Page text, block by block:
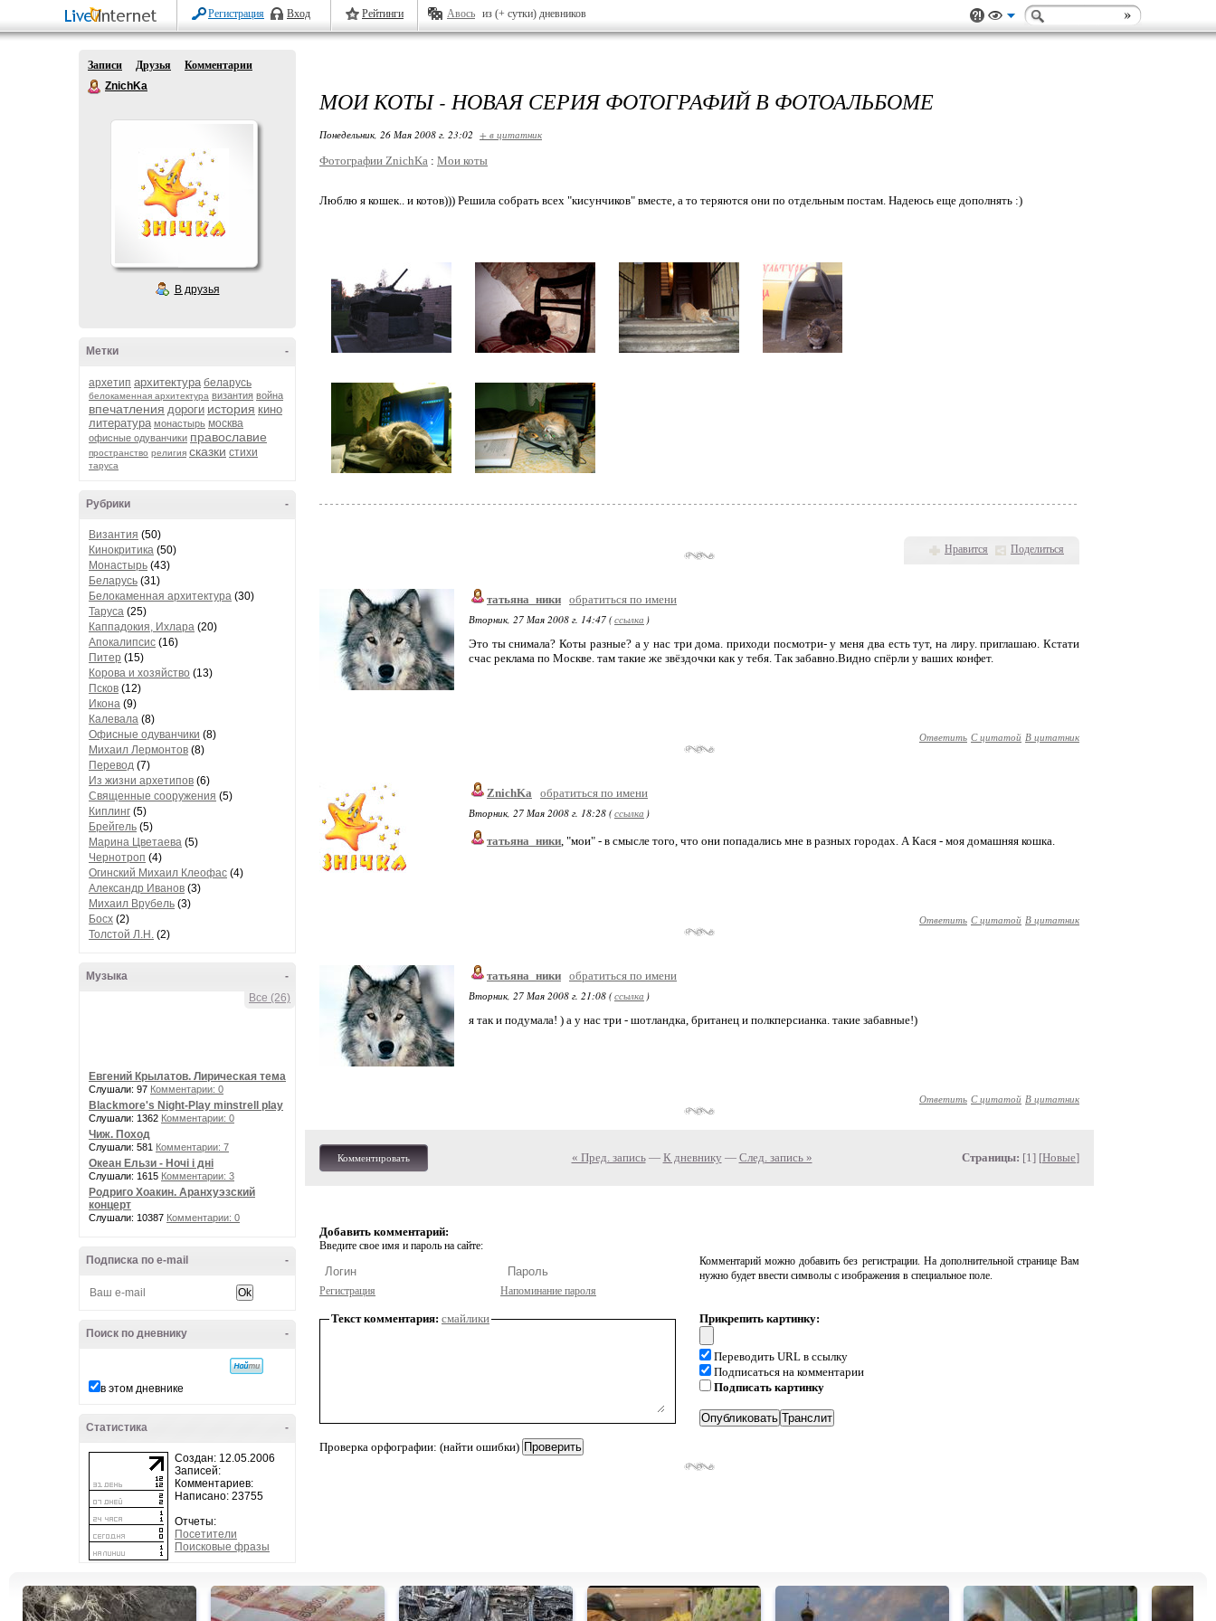
Регистрация Вход Рейтинги Авось из (+ сутки) дневников
Записи Друзья
Комментарии
ZnichKa
В друзья
-
Метки
архетип архитектура беларусь
белокаменная архитектура византия война
впечатления дороги история кино
литература монастырь москва
офисные одуванчики православие
пространство религия сказки стихи
таруса
-
Рубрики
Византия (50)
Кинокритика (50)
Монастырь (43)
Беларусь (31)
Белокаменная архитектура (30)
Таруса (25)
Каппадокия, Ихлара (20)
Апокалипсис (16)
Питер (15)
Корова и хозяйство (13)
Псков (12)
Икона (9)
Калевала (8)
Офисные одуванчики (8)
Михаил Лермонтов (8)
Перевод (7)
Из жизни архетипов (6)
Священные сооружения (5)
Киплинг (5)
Брейгель (5)
Марина Цветаева (5)
Чернотроп (4)
Огинский Михаил Клеофас (4)
Александр Иванов (3)
Михаил Врубель (3)
Босх (2)
Толстой Л.Н. (2)
-
Музыка
Все (26)
Евгений Крылатов. Лирическая тема
Слушали: 97 Комментарии: 0
Blackmore's Night-Play minstrell play
Слушали: 1362 Комментарии: 0
Чиж. Поход
Слушали: 581 Комментарии: 7
Океан Ельзи - Ночі і дні
Слушали: 1615 Комментарии: 3
Родриго Хоакин. Аранхуэзский
концерт
Слушали: 10387 Комментарии: 0
-
Подписка по e-mail
-
Поиск по дневнику
в этом дневнике
-
Статистика
Создан: 12.05.2006
Записей:
Комментариев:
Написано: 23755
Отчеты:
Посетители
Поисковые фразы
МОИ КОТЫ - НОВАЯ СЕРИЯ ФОТОГРАФИЙ В ФОТОАЛЬБОМЕ
Понедельник, 26 Мая 2008 г. 23:02 + в цитатник
Фотографии ZnichKa : Мои коты
Люблю я кошек.. и котов))) Решила собрать всех "кисунчиков" вместе, а то теряются они по отдельным постам. Надеюсь еще дополнять :)
Нравится Поделиться
татьяна_ники обратиться по имени
Вторник, 27 Мая 2008 г. 14:47 (ссылка )
Это ты снимала? Коты разные? а у нас три дома. приходи посмотри- у меня два есть тут, на лиру. приглашаю. Кстати
счас реклама по Москве. там такие же звёздочки как у тебя. Так забавно.Видно спёрли у ваших конфет.
Ответить С цитатой В цитатник
ZnichKa
обратиться по имени
Вторник, 27 Мая 2008 г. 18:28 (ссылка )
татьяна_ники, "мои" - в смысле того, что они попадались мне в разных городах. А Кася - моя домашняя кошка.
Ответить С цитатой В цитатник
татьяна_ники обратиться по имени
Вторник, 27 Мая 2008 г. 21:08 (ссылка )
я так и подумала! ) а у нас три - шотландка, британец и полкперсианка. такие забавные!)
Ответить С цитатой В цитатник
Комментировать « Пред. запись— К дневнику — След. запись » Страницы: [1] [Новые]
Добавить комментарий:
Введите свое имя и пароль на сайте:
Регистрация Напоминание пароля
Комментарий можно добавить без регистрации. На дополнительной странице Вам
нужно будет ввести символы с изображения в специальное поле.
Текст комментария: смайлики
Проверка орфографии: (найти ошибки)
Прикрепить картинку:
Переводить URL в ссылку
Подписаться на комментарии
Подписать картинку